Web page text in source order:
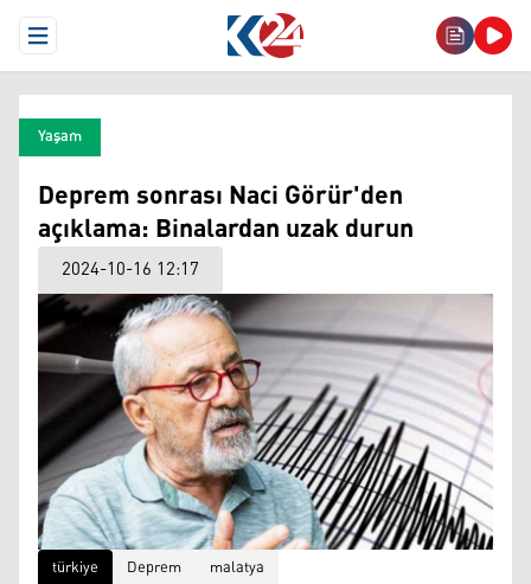
Open Menu
Yaşam
Deprem sonrası Naci Görür'den
açıklama: Binalardan uzak durun
2024-10-16 12:17
türkiye Deprem malatya